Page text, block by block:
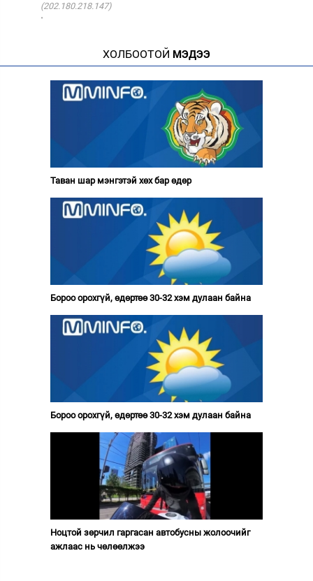
(202.180.218.147)
·
ХОЛБООТОЙ МЭДЭЭ
Таван шар мэнгэтэй хөх бар өдөр
Бороо орохгүй, өдөртөө 30-32 хэм дулаан байна
Бороо орохгүй, өдөртөө 30-32 хэм дулаан байна
Ноцтой зөрчил гаргасан автобусны жолоочийг
ажлаас нь чөлөөлжээ